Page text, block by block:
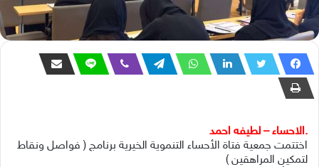
.الاحساء – لطيفه احمد
اختتمت جمعية فتاة الأحساء التنموية الخيرية برنامج ( فواصل ونقاط
لتمكين المراهقين )